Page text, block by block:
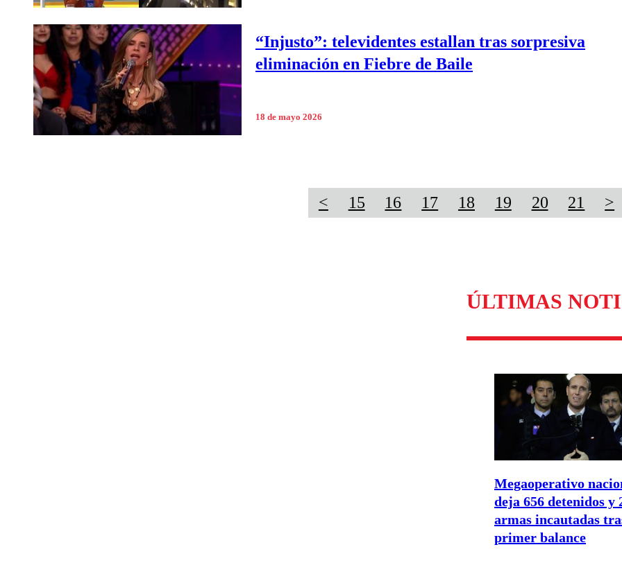
“Injusto”: televidentes estallan tras sorpresiva
eliminación en Fiebre de Baile
18 de mayo 2026
< 15 16 17 18 19 20 21 >
ÚLTIMAS
Megaoperativo
deja 656 detenidos y
armas incautadas
primer balance